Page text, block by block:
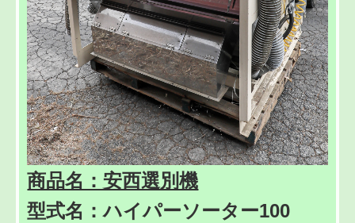
商品名：安西選別機
型式名：ハイパーソーター100